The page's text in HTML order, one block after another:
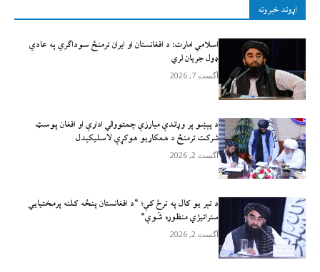
اړوند خبرونه
اسلامي امارت: د افغانستان او ایران ترمنځ سوداګري په عادي
ډول جریان لري
آگست 7, 2026
د پېښو پر وړاندې مبارزې چمتووالي ادارې او افغان پوسټ
شرکت ترمنځ د همکاریو هوکړې لاسلیکېدل
آگست 2, 2026
د تېر يو کال په ترڅ کې؛ “د افغانستان پنځه کلنه پرمختیايي
ستراتیژي منظوره شَوې”
آگست 2, 2026